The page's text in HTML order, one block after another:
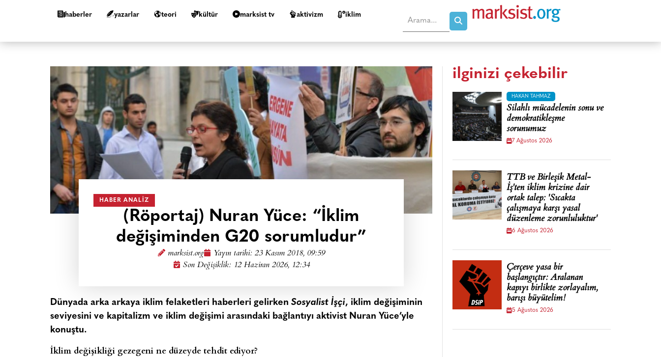
haberler yazarlar teori kültür marksist tv aktivizm i̇klim
HABER ANALIZ
(Röportaj) Nuran Yüce: “İklim
değişiminden G20 sorumludur”
marksist.org Yayın tarihi: 23 Kasım 2018, 09:59
Son Değişiklik: 12 Haziran 2026, 12:34
Dünyada arka arkaya iklim felaketleri haberleri gelirken Sosyalist İşçi, iklim değişiminin
seviyesini ve kapitalizm ve iklim değişimi arasındaki bağlantıyı aktivist Nuran Yüce’yle
konuştu.
İklim değişikliği gezegeni ne düzeyde tehdit ediyor?
ilginizi çekebilir
HAKAN TAHMAZ
Silahlı mücadelenin sonu ve
demokratikleşme
sorunumuz
7 Ağustos 2026
TTB ve Birleşik Metal-
İş'ten iklim krizine dair
ortak talep: 'Sıcakta
çalışmaya karşı yasal
düzenleme zorunluluktur'
6 Ağustos 2026
Çerçeve yasa bir
başlangıçtır: Aralanan
kapıyı birlikte zorlayalım,
barışı büyütelim!
5 Ağustos 2026